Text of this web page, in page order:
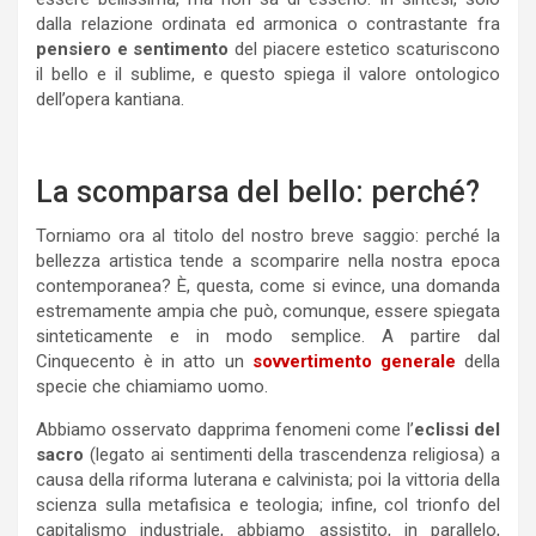
dalla relazione ordinata ed armonica o contrastante fra
pensiero e sentimento del piacere estetico scaturiscono
il bello e il sublime, e questo spiega il valore ontologico
dell’opera kantiana.
La scomparsa del bello: perché?
Torniamo ora al titolo del nostro breve saggio: perché la
bellezza artistica tende a scomparire nella nostra epoca
contemporanea? È, questa, come si evince, una domanda
estremamente ampia che può, comunque, essere spiegata
sinteticamente e in modo semplice. A partire dal
Cinquecento è in atto un sovvertimento generale della
specie che chiamiamo uomo.
Abbiamo osservato dapprima fenomeni come l’eclissi del
sacro (legato ai sentimenti della trascendenza religiosa) a
causa della riforma luterana e calvinista; poi la vittoria della
scienza sulla metafisica e teologia; infine, col trionfo del
capitalismo industriale, abbiamo assistito, in parallelo,